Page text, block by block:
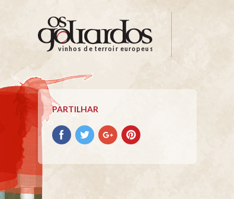
Os
Goliardos
Vinhos
de
Terroir
Europeus
vinhos de terroir europeus
PARTILHAR
Partilhar
no
Partilhar
no
Partilhar
no
Partilhar
no